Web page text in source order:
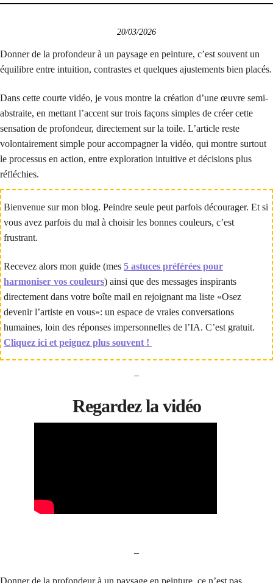
20/03/2026
Donner de la profondeur à un paysage en peinture, c’est souvent un
équilibre entre intuition, contrastes et quelques ajustements bien placés.
Dans cette courte vidéo, je vous montre la création d’une œuvre semi-
abstraite, en mettant l’accent sur trois façons simples de créer cette
sensation de profondeur, directement sur la toile. L’article reste
volontairement simple pour accompagner la vidéo, qui montre surtout
le processus en action, entre exploration intuitive et décisions plus
réfléchies.
Bienvenue sur mon blog. Peindre seule peut parfois décourager. Et si
vous avez parfois du mal à choisir les bonnes couleurs, c’est
frustrant.
Recevez alors mon guide (mes 5 astuces préférées pour
harmoniser vos couleurs) ainsi que des messages inspirants
directement dans votre boîte mail en rejoignant ma liste «Osez
devenir l’artiste en vous»: un espace de vraies conversations
humaines, loin des réponses impersonnelles de l’IA. C’est gratuit.
Cliquez ici et peignez plus souvent !
–
Regardez la vidéo
–